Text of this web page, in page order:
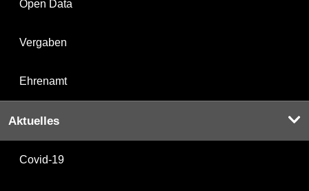
Open Data
Vergaben
Ehrenamt
Aktuelles
Covid-19